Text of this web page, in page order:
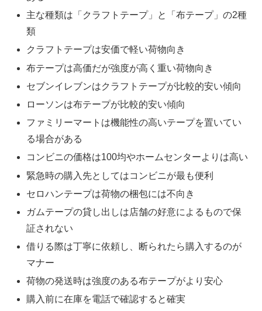
主な種類は「クラフトテープ」と「布テープ」の2種
類
クラフトテープは安価で軽い荷物向き
布テープは高価だが強度が高く重い荷物向き
セブンイレブンはクラフトテープが比較的安い傾向
ローソンは布テープが比較的安い傾向
ファミリーマートは機能性の高いテープを置いてい
る場合がある
コンビニの価格は100均やホームセンターよりは高い
緊急時の購入先としてはコンビニが最も便利
セロハンテープは荷物の梱包には不向き
ガムテープの貸し出しは店舗の好意によるもので保
証されない
借りる際は丁寧に依頼し、断られたら購入するのが
マナー
荷物の発送時は強度のある布テープがより安心
購入前に在庫を電話で確認すると確実